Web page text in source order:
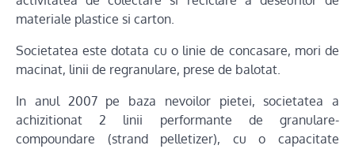
materiale plastice si carton.
Societatea este dotata cu o linie de concasare, mori de
macinat, linii de regranulare, prese de balotat.
In anul 2007 pe baza nevoilor pietei, societatea a
achizitionat 2 linii performante de granulare-
compoundare (strand pelletizer), cu o capacitate